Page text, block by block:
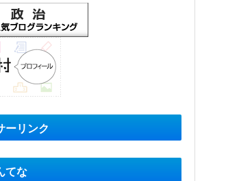
ーリンク
てな